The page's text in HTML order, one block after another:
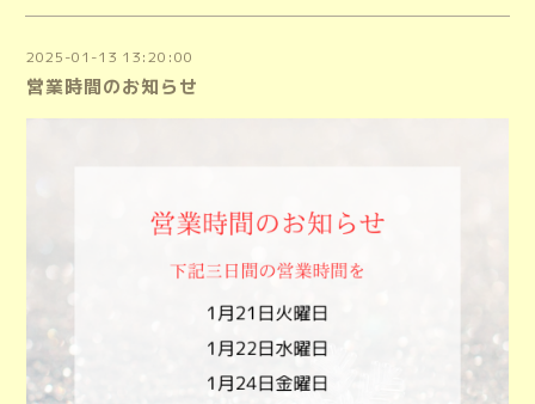
2025-01-13 13:20:00
営業時間のお知らせ